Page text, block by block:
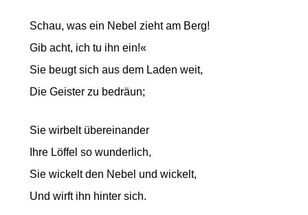
Schau, was ein Nebel zieht am Berg!
Gib acht, ich tu ihn ein!«
Sie beugt sich aus dem Laden weit,
Die Geister zu bedräun;
Sie wirbelt übereinander
Ihre Löffel so wunderlich,
Sie wickelt den Nebel und wickelt,
Und wirft ihn hinter sich.